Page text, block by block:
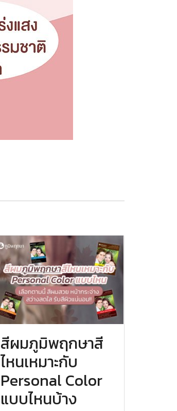
สีผมภูมิพฤกษาสี
ไหนเหมาะกับ
Personal Color
แบบไหนบ้าง